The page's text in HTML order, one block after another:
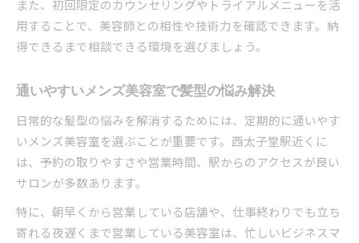
また、初回限定のカウンセリングやトライアルメニューを活
用することで、美容師との相性や技術力を確認できます。納
得できるまで相談できる環境を選びましょう。
通いやすいメンズ美容室で髪型の悩み解決
日常的な髪型の悩みを解消するためには、定期的に通いやす
いメンズ美容室を選ぶことが重要です。西太子堂駅近くに
は、予約の取りやすさや営業時間、駅からのアクセスが良い
サロンが多数あります。
特に、朝早くから営業している店舗や、仕事終わりでも立ち
寄れる夜遅くまで営業している美容室は、忙しいビジネスマ